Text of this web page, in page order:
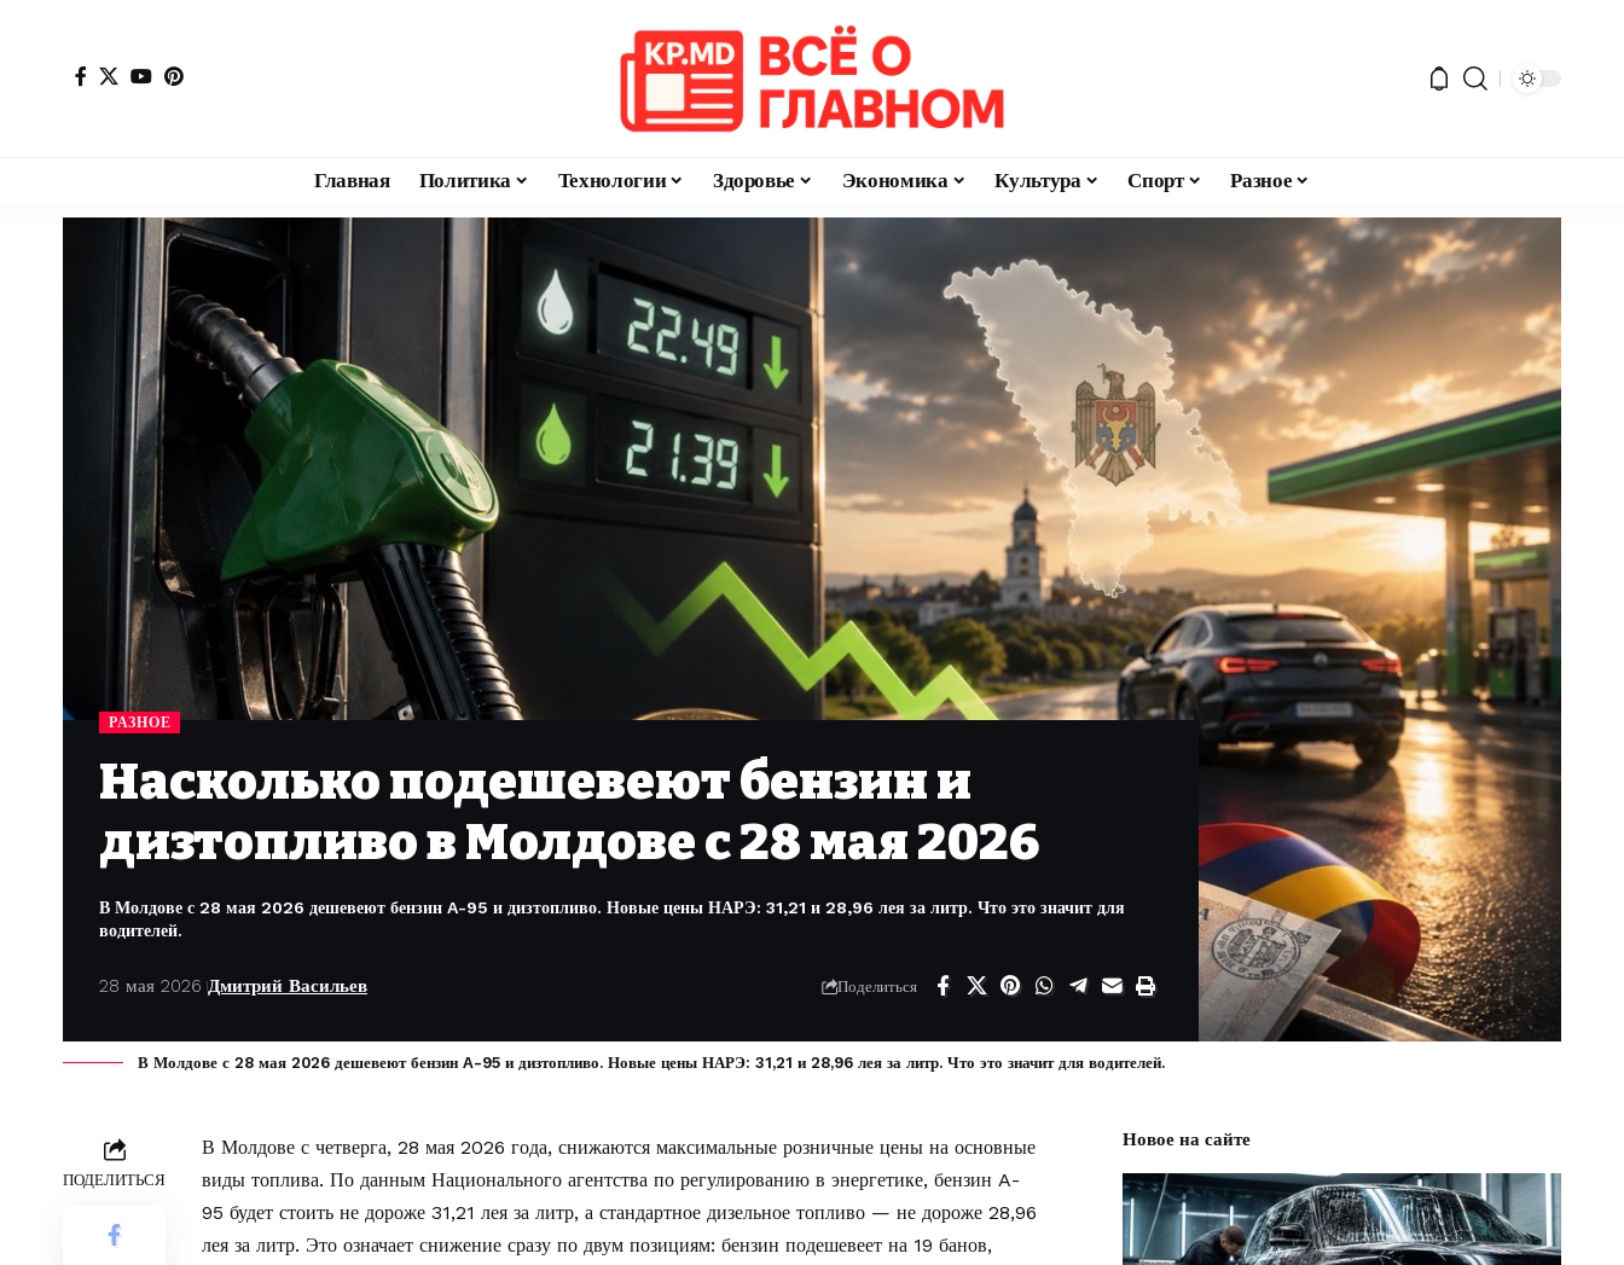
Главная Политика Технологии Здоровье Экономика Культура Спорт Разное
РАЗНОЕ
Насколько подешевеют бензин и
дизтопливо в Молдове с 28 мая 2026
В Молдове с 28 мая 2026 дешевеют бензин A-95 и дизтопливо. Новые цены НАРЭ: 31,21 и 28,96 лея за литр. Что это значит для
водителей.
28 мая 2026 Дмитрий Васильев Поделиться
В Молдове с 28 мая 2026 дешевеют бензин A-95 и дизтопливо. Новые цены НАРЭ: 31,21 и 28,96 лея за литр. Что это значит для водителей.
ПОДЕЛИТЬСЯ
В Молдове с четверга, 28 мая 2026 года, снижаются максимальные розничные цены на основные
виды топлива. По данным Национального агентства по регулированию в энергетике, бензин A-
95 будет стоить не дороже 31,21 лея за литр, а стандартное дизельное топливо — не дороже 28,96
лея за литр. Это означает снижение сразу по двум позициям: бензин подешевеет на 19 банов,
Новое на сайте